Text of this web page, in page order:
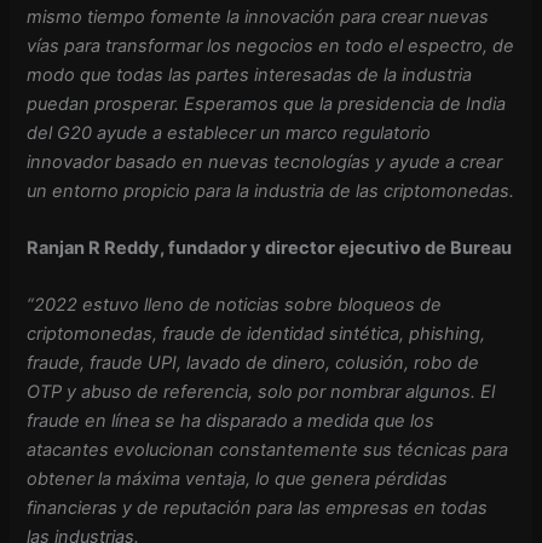
mismo tiempo fomente la innovación para crear nuevas
vías para transformar los negocios en todo el espectro, de
modo que todas las partes interesadas de la industria
puedan prosperar. Esperamos que la presidencia de India
del G20 ayude a establecer un marco regulatorio
innovador basado en nuevas tecnologías y ayude a crear
un entorno propicio para la industria de las criptomonedas.
Ranjan R Reddy, fundador y director ejecutivo de Bureau
“2022 estuvo lleno de noticias sobre bloqueos de
criptomonedas, fraude de identidad sintética, phishing,
fraude, fraude UPI, lavado de dinero, colusión, robo de
OTP y abuso de referencia, solo por nombrar algunos. El
fraude en línea se ha disparado a medida que los
atacantes evolucionan constantemente sus técnicas para
obtener la máxima ventaja, lo que genera pérdidas
financieras y de reputación para las empresas en todas
las industrias.